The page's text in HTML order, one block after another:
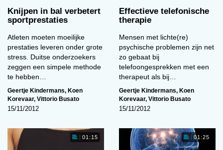
Knijpen in bal verbetert
sportprestaties
Atleten moeten moeilijke
prestaties leveren onder grote
stress. Duitse onderzoekers
zeggen een simpele methode
te hebben…
Geertje Kindermans, Koen
Korevaar, Vittorio Busato
15/11/2012
Effectieve telefonische
therapie
Mensen met lichte(re)
psychische problemen zijn net
zo gebaat bij
telefoongesprekken met een
therapeut als bij…
Geertje Kindermans, Koen
Korevaar, Vittorio Busato
15/11/2012
01:15 01:25